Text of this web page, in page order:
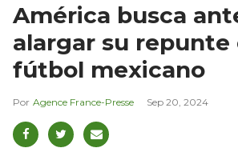
América busca
alargar su repunte
fútbol mexicano
Agence France-Presse Sep 20, 2024